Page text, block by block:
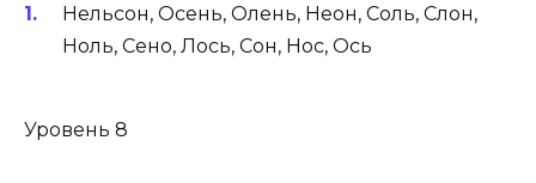
Нельсон, Осень, Олень, Неон, Соль, Слон,
Ноль, Сено, Лось, Сон, Нос, Ось
Уровень 8